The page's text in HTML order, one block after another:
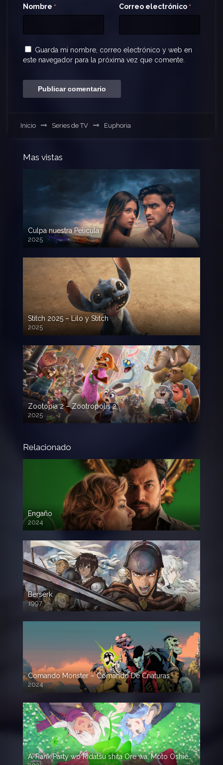
Nombre * Correo electrónico *
Guarda mi nombre, correo electrónico y web en
este navegador para la próxima vez que comente.
Inicio Series de TV Euphoria
Mas vistas
Culpa nuestra Pelicula
2025
720p HD
Stitch 2025 – Lilo y Stitch
2025
720p HD
Zootopia 2 – Zootropolis 2
2025
720p HD
Relacionado
Engaño
2024
Berserk
1997
Comando Monster – Comando De Criaturas
2024
A-Rank Party wo Ridatsu shita Ore wa, Moto Oshiego-tachi to Meikyuu Shinbu wo Mezasu.